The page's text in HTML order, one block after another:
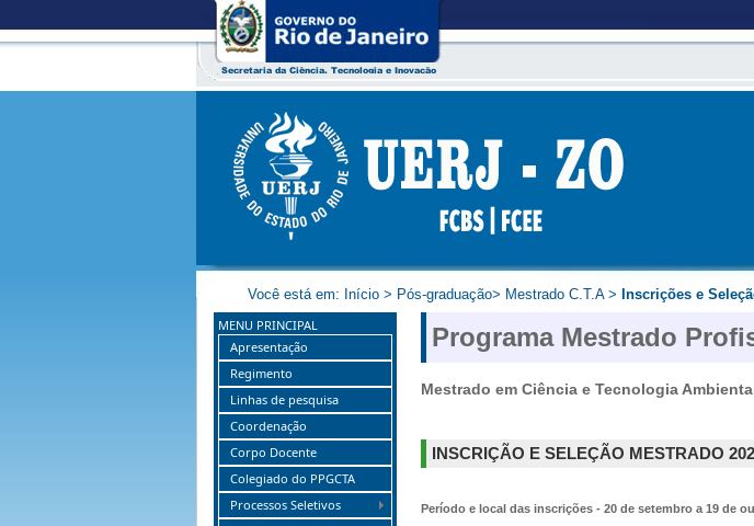
Você está em: Início > Pós-graduação> Mestrado C.T.A> Inscrições e
MENU PRINCIPAL
Apresentação
Regimento
Linhas de pesquisa
Coordenação
Corpo Docente
Colegiado do PPGCTA
Processos Seletivos
Programa Mestrado
Mestrado em Ciência e Tecnologia
INSCRIÇÃO E SELEÇÃO MESTRADO
Período e local das inscrições - 20 de setembro a 19 de